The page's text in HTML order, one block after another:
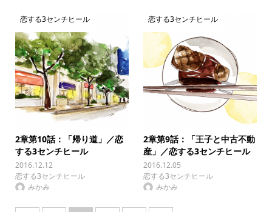
恋する3センチヒール
2章第10話：「帰り道」／恋
する3センチヒール
2016.12.12
恋する3センチヒール
みかみ
恋する3センチヒール
2章第9話：「王子と中古不動
産」／恋する3センチヒール
2016.12.05
恋する3センチヒール
みかみ